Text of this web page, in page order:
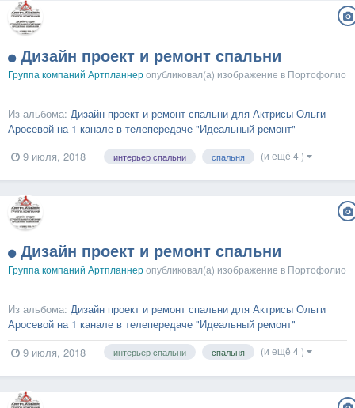
Дизайн проект и ремонт спальни
Группа компаний Артпланнеропубликовал(а) изображение в Портофолио
Из альбома: Дизайн проект и ремонт спальни для Актрисы Ольги
Аросевой на 1 канале в телепередаче "Идеальный ремонт"
9 июля, 2018
интерьер спальни спальня (и ещё 4 )
Дизайн проект и ремонт спальни
Группа компаний Артпланнеропубликовал(а) изображение в Портофолио
Из альбома: Дизайн проект и ремонт спальни для Актрисы Ольги
Аросевой на 1 канале в телепередаче "Идеальный ремонт"
9 июля, 2018
интерьер спальни спальня (и ещё 4 )